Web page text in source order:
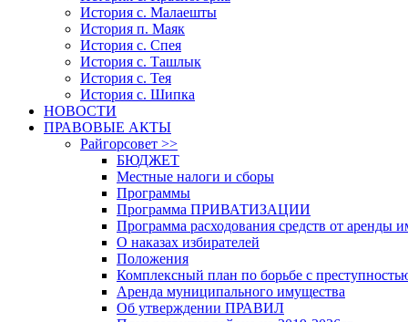
История с. Малаешты
История п. Маяк
История с. Спея
История с. Ташлык
История с. Тея
История с. Шипка
НОВОСТИ
ПРАВОВЫЕ АКТЫ
Райгорсовет >>
БЮДЖЕТ
Местные налоги и сборы
Программы
Программа ПРИВАТИЗАЦИИ
Программа расходования средств от аренды
О наказах избирателей
Положения
Комплексный план по борьбе с
Аренда муниципального имущества
Об утверждении ПРАВИЛ